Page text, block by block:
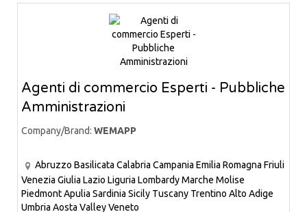
Agenti di commercio Esperti - Pubbliche
Amministrazioni
Company/Brand: WEMAPP
Abruzzo Basilicata Calabria Campania Emilia Romagna Friuli
Venezia Giulia Lazio Liguria LombardyMarche Molise
PiedmontApulia Sardinia Sicily Tuscany Trentino Alto Adige
Umbria Aosta ValleyVeneto